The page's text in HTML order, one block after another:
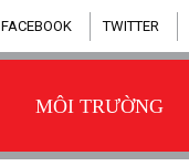
FACEBOOK TWITTER
MÔI TRƯỜNG